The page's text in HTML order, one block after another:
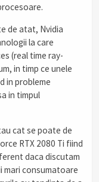
de atat, Nvidia
la care
(real time ray-
in timp ce unele
in probleme
in timpul
cat se poate de
RTX 2080 Ti fiind
daca discutam
mari consumatoare